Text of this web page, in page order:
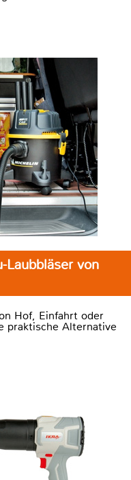
Laubbläser von
Hof, Einfahrt oder
praktische Alternative